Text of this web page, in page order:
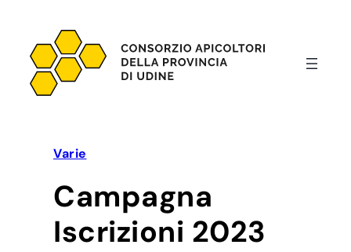
contenuto
Varie
Campagna
Iscrizioni 2023